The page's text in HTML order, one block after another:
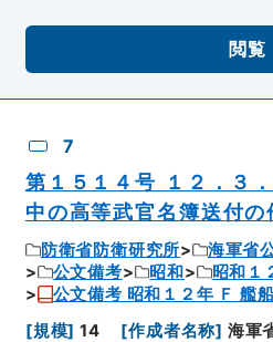
閲覧
7
第１５１４号 １２．３
中の高等武官名簿送付の
防衛省防衛研究所 海軍省
公文備考
昭和
昭和１
公文備考 昭和１２年 Ｆ 艦
[規模] 14 [作成者名称] 海軍